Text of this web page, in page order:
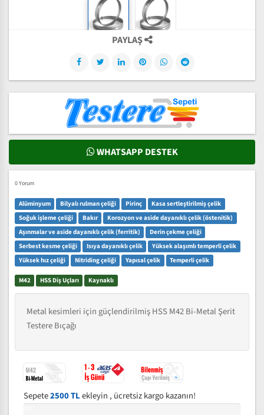
PAYLAŞ
WHATSAPP DESTEK
0 Yorum
Alüminyum Bilyalı rulman çeliği Pirinç
Kasa sertleştirilmiş çelik
Soğuk işleme çeliği
Bakır
Korozyon ve aside dayanıklı çelik (östenitik)
Aşınmalar ve aside dayanıklı çelik (ferritik)
Derin çekme çeliği
Serbest kesme çeliği
Isıya dayanıklı çelik
Yüksek alaşımlı temperli çelik
Yüksek hız çeliği
Nitriding çeliği Yapısal çelik Temperli çelik
M42 HSS Diş Uçları Kaynaklı
Metal kesimleri için güçlendirilmiş HSS M42 Bi-Metal Şerit
Testere Bıçağı
Sepete2500 TLekleyin , ücretsiz kargo kazanın!